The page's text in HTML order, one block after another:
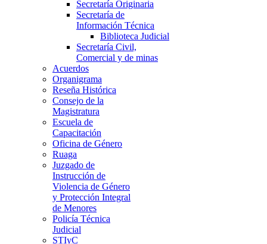
Secretaría Originaria
Secretaría de
Información Técnica
Biblioteca Judicial
Secretaría Civil,
Comercial y de minas
Acuerdos
Organigrama
Reseña Histórica
Consejo de la
Magistratura
Escuela de
Capacitación
Oficina de Género
Ruaga
Juzgado de
Instrucción de
Violencia de Género
y Protección Integral
de Menores
Policía Técnica
Judicial
STIyC